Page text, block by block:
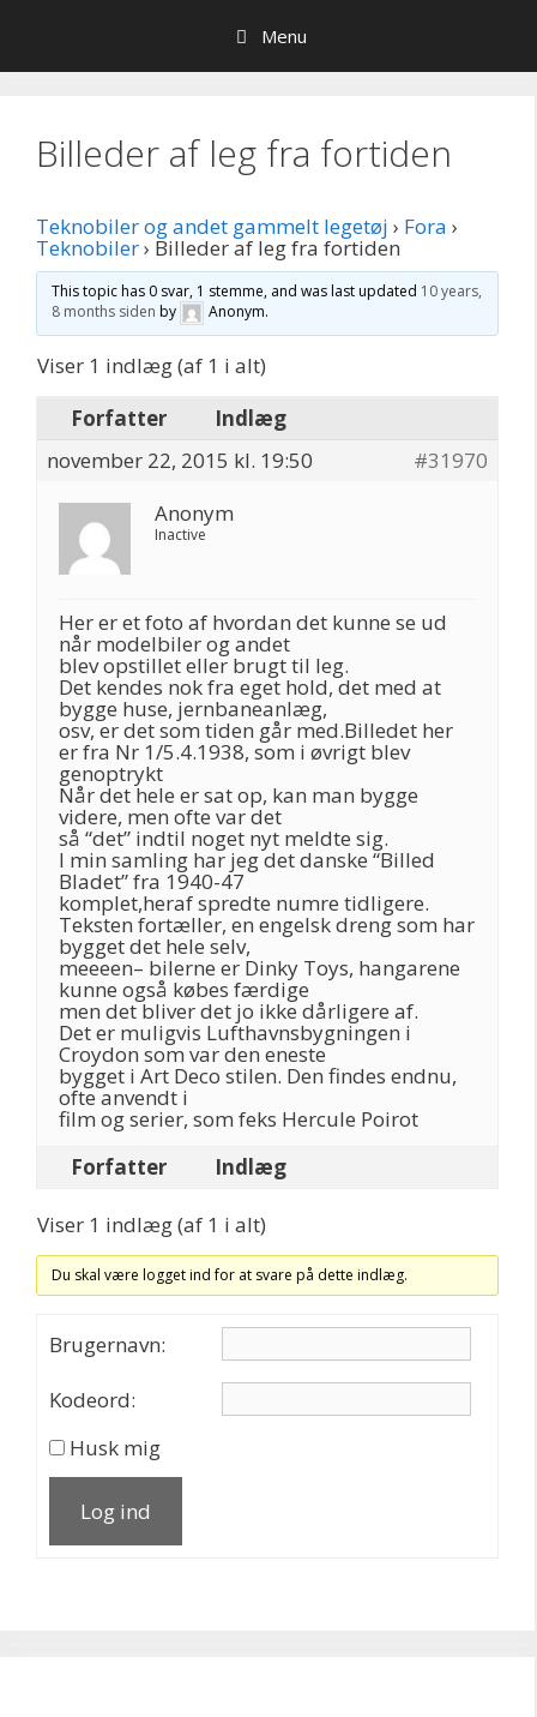
indhold
Menu
Billeder af leg fra fortiden
Teknobiler og andet gammelt legetøj › Fora ›
Teknobiler› Billeder af leg fra fortiden
This topic has 0 svar, 1 stemme, and was last updated 10 years,
8 months siden by Anonym.
Viser 1 indlæg (af 1 i alt)
Forfatter
Indlæg
november 22, 2015 kl. 19:50
#31970
Anonym
Inactive
Her er et foto af hvordan det kunne se ud
når modelbiler og andet
blev opstillet eller brugt til leg.
Det kendes nok fra eget hold, det med at
bygge huse, jernbaneanlæg,
osv, er det som tiden går med.Billedet her
er fra Nr 1/5.4.1938, som i øvrigt blev
genoptrykt
Når det hele er sat op, kan man bygge
videre, men ofte var det
så “det” indtil noget nyt meldte sig.
I min samling har jeg det danske “Billed
Bladet” fra 1940-47
komplet,heraf spredte numre tidligere.
Teksten fortæller, en engelsk dreng som har
bygget det hele selv,
meeeen– bilerne er Dinky Toys, hangarene
kunne også købes færdige
men det bliver det jo ikke dårligere af.
Det er muligvis Lufthavnsbygningen i
Croydon som var den eneste
bygget i Art Deco stilen. Den findes endnu,
ofte anvendt i
film og serier, som feks Hercule Poirot
Forfatter
Indlæg
Viser 1 indlæg (af 1 i alt)
Du skal være logget ind for at svare på dette indlæg.
Brugernavn:
Kodeord:
Husk mig
Log ind